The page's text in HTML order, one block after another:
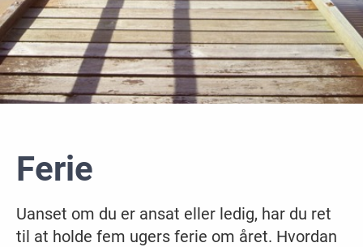
Ferie
Uanset om du er ansat eller ledig, har du ret
til at holde fem ugers ferie om året. Hvordan